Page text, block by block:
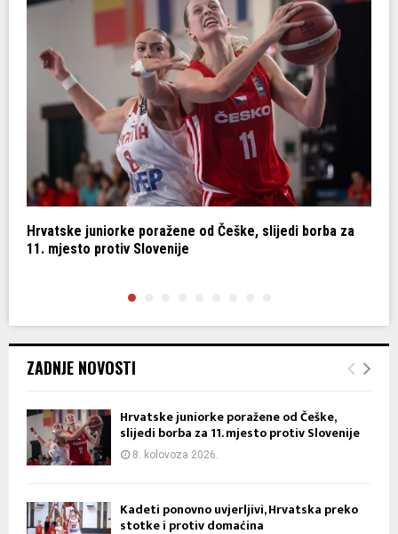
Hrvatske juniorke poražene od Češke, slijedi borba za
11. mjesto protiv Slovenije
ZADNJE NOVOSTI
Hrvatske juniorke poražene od Češke,
slijedi borba za 11. mjesto protiv Slovenije
8. kolovoza 2026.
Kadeti ponovno uvjerljivi, Hrvatska preko
stotke i protiv domaćina